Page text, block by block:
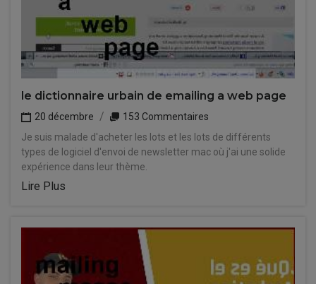
le dictionnaire urbain de emailing a web page
20 décembre
153 Commentaires
Je suis malade d'acheter les lots et les lots de différents
types de logiciel d'envoi de newsletter mac où j'ai une solide
expérience dans leur thème.
Lire Plus